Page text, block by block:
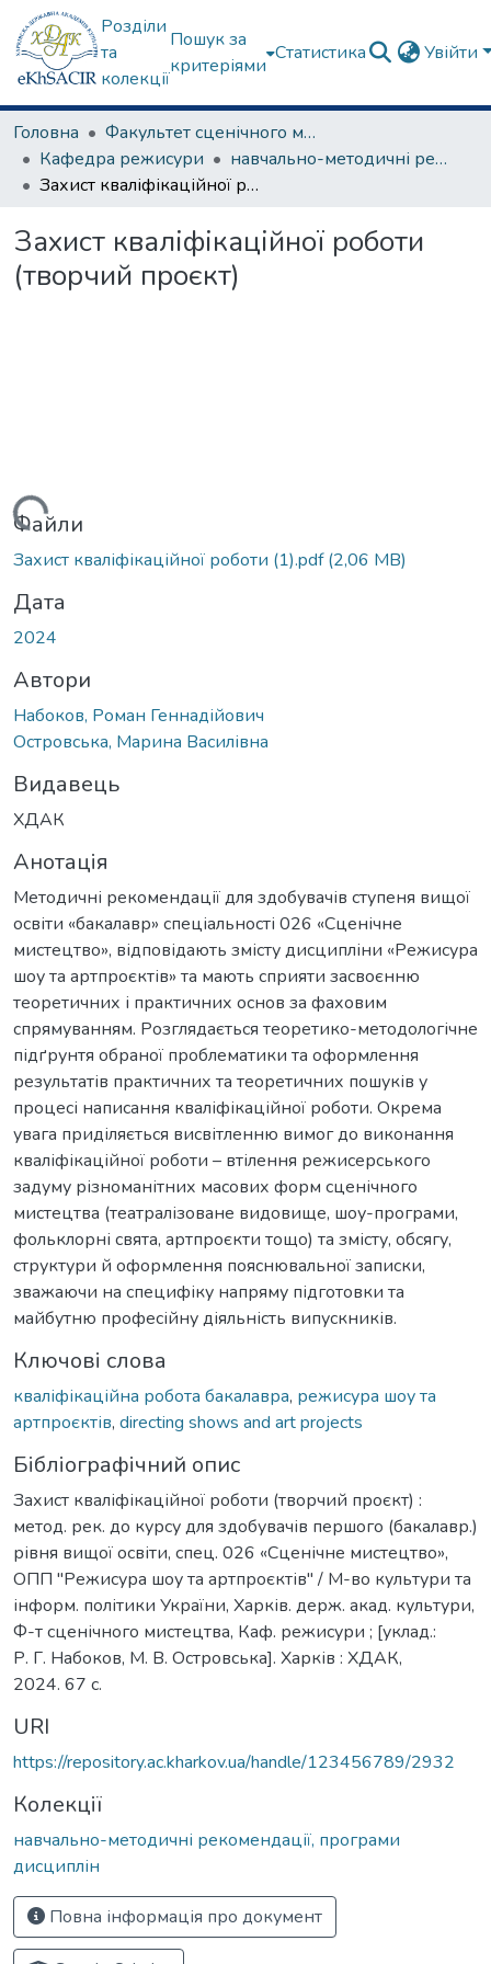
Розділи
та
колекції
Пошук за
критеріями
Статистика Увійти
Головна
Факультет сценічного мистецтва
Кафедра режисури
навчально-методичні рекомендації, програми дисциплін
Захист кваліфікаційної роботи (творчий проєкт)
Захист кваліфікаційної роботи
(творчий проєкт)
Файли
Захист кваліфікаційної роботи (1).pdf(2,06 MB)
Дата
2024
Автори
Набоков, Роман Геннадійович
Островська, Марина Василівна
Видавець
ХДАК
Анотація
Методичні рекомендації для здобувачів ступеня вищої
освіти «бакалавр» спеціальності 026 «Сценічне
мистецтво», відповідають змісту дисципліни «Режисура
шоу та артпроєктів» та мають сприяти засвоєнню
теоретичних і практичних основ за фаховим
спрямуванням. Розглядається теоретико-методологічне
підґрунтя обраної проблематики та оформлення
результатів практичних та теоретичних пошуків у
процесі написання кваліфікаційної роботи. Окрема
увага приділяється висвітленню вимог до виконання
кваліфікаційної роботи – втілення режисерського
задуму різноманітних масових форм сценічного
мистецтва (театралізоване видовище, шоу-програми,
фольклорні свята, артпроєкти тощо) та змісту, обсягу,
структури й оформлення пояснювальної записки,
зважаючи на специфіку напряму підготовки та
майбутню професійну діяльність випускників.
Ключові слова
кваліфікаційна робота бакалавра, режисура шоу та
артпроєктів, directing shows and art projects
Бібліографічний опис
Захист кваліфікаційної роботи (творчий проєкт) :
метод. рек. до курсу для здобувачів першого (бакалавр.)
рівня вищої освіти, спец. 026 «Сценічне мистецтво»,
ОПП "Режисура шоу та артпроєктів" / М-во культури та
інформ. політики України, Харків. держ. акад. культури,
Ф-т сценічного мистецтва, Каф. режисури ; [уклад.:
Р. Г. Набоков, М. В. Островська]. Харків : ХДАК,
2024. 67 с.
URI
https://repository.ac.kharkov.ua/handle/123456789/2932
Колекції
навчально-методичні рекомендації, програми
дисциплін
Повна інформація про документ